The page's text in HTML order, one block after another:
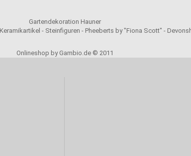
Gartendekoration Hauner
- Steinfiguren - Pheeberts by "Fiona Scott" -
Onlineshop by Gambio.de © 2011